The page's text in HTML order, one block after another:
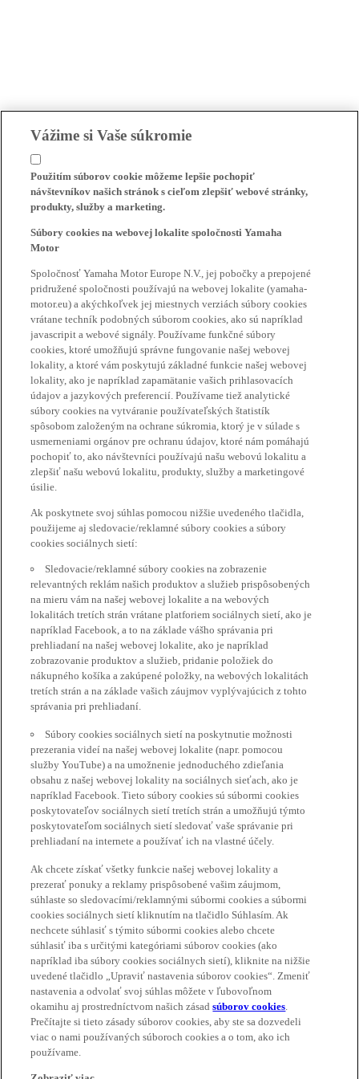
Vážime si Vaše súkromie
Použitím súborov cookie môžeme lepšie pochopiť
návštevníkov našich stránok s cieľom zlepšiť webové stránky,
produkty, služby a marketing.
Súbory cookies na webovej lokalite spoločnosti Yamaha
Motor
Spoločnosť Yamaha Motor Europe N.V., jej pobočky a prepojené
pridružené spoločnosti používajú na webovej lokalite (yamaha-
motor.eu) a akýchkoľvek jej miestnych verziách súbory cookies
vrátane techník podobných súborom cookies, ako sú napríklad
javascripit a webové signály. Používame funkčné súbory
cookies, ktoré umožňujú správne fungovanie našej webovej
lokality, a ktoré vám poskytujú základné funkcie našej webovej
lokality, ako je napríklad zapamätanie vašich prihlasovacích
údajov a jazykových preferencií. Používame tiež analytické
súbory cookies na vytváranie používateľských štatistík
spôsobom založeným na ochrane súkromia, ktorý je v súlade s
usmerneniami orgánov pre ochranu údajov, ktoré nám pomáhajú
pochopiť to, ako návštevníci používajú našu webovú lokalitu a
zlepšiť našu webovú lokalitu, produkty, služby a marketingové
úsilie.
Ak poskytnete svoj súhlas pomocou nižšie uvedeného tlačidla,
použijeme aj sledovacie/reklamné súbory cookies a súbory
cookies sociálnych sietí:
Sledovacie/reklamné súbory cookies na zobrazenie
relevantných reklám našich produktov a služieb prispôsobených
na mieru vám na našej webovej lokalite a na webových
lokalitách tretích strán vrátane platforiem sociálnych sietí, ako je
napríklad Facebook, a to na základe vášho správania pri
prehliadaní na našej webovej lokalite, ako je napríklad
zobrazovanie produktov a služieb, pridanie položiek do
nákupného košíka a zakúpené položky, na webových lokalitách
tretích strán a na základe vašich záujmov vyplývajúcich z tohto
správania pri prehliadaní.
Súbory cookies sociálnych sietí na poskytnutie možnosti
prezerania videí na našej webovej lokalite (napr. pomocou
služby YouTube) a na umožnenie jednoduchého zdieľania
obsahu z našej webovej lokality na sociálnych sieťach, ako je
napríklad Facebook. Tieto súbory cookies sú súbormi cookies
poskytovateľov sociálnych sietí tretích strán a umožňujú týmto
poskytovateľom sociálnych sietí sledovať vaše správanie pri
prehliadaní na internete a používať ich na vlastné účely.
Ak chcete získať všetky funkcie našej webovej lokality a
prezerať ponuky a reklamy prispôsobené vašim záujmom,
súhlaste so sledovacími/reklamnými súbormi cookies a súbormi
cookies sociálnych sietí kliknutím na tlačidlo Súhlasím. Ak
nechcete súhlasiť s týmito súbormi cookies alebo chcete
súhlasiť iba s určitými kategóriami súborov cookies (ako
napríklad iba súbory cookies sociálnych sietí), kliknite na nižšie
uvedené tlačidlo „Upraviť nastavenia súborov cookies“. Zmeniť
nastavenia a odvolať svoj súhlas môžete v ľubovoľnom
okamihu aj prostredníctvom našich zásadsúborov cookies.
Prečítajte si tieto zásady súborov cookies, aby ste sa dozvedeli
viac o nami používaných súboroch cookies a o tom, ako ich
používame.